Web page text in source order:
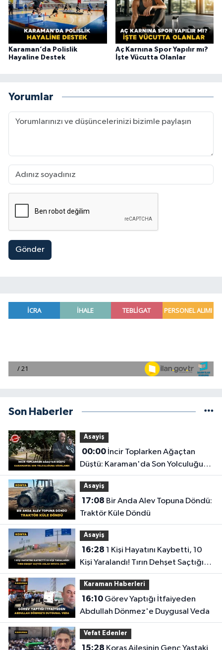
Karaman’da Polislik
Hayaline Destek
Aç Karnına Spor Yapılır mı?
İşte Vücutta Olanlar
Yorumlar
Gönder
Son Haberler
Asayiş
00:00İncir Toplarken Ağaçtan
Düştü: Karaman'da Son Yolculuğuna
Uğurlandı
Asayiş
17:08
Traktör Küle Döndü
Asayiş
16:28
Kişi Yaralandı! Tırın Dehşet Saçtığı
Anlar Ortaya Çıktı
Karaman Haberleri
16:10Görev Yaptığı İtfaiyeden
Abdullah Dönmez'e Duygusal Veda
Vefat Edenler
15:28